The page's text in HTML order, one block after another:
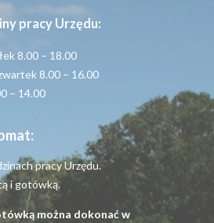
pracy Urzędu:
8.00 – 18.00
8.00 – 16.00
– 14.00
pracy Urzędu.
i gotówką.
można dokonać w